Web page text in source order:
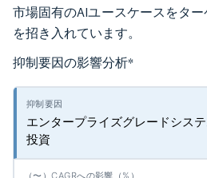
市場固有のAIユースケースをタ
を招き入れています。
抑制要因の影響分析*
エンタープライズグレードシス
投資